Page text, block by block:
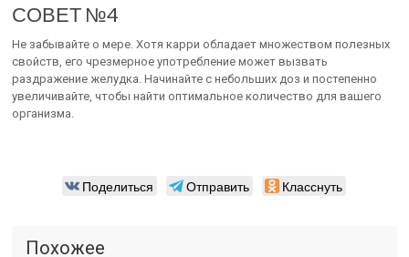
СОВЕТ №4
Не забывайте о мере. Хотя карри обладает множеством полезных
свойств, его чрезмерное употребление может вызвать
раздражение желудка. Начинайте с небольших доз и постепенно
увеличивайте, чтобы найти оптимальное количество для вашего
организма.
Поделиться Отправить Класснуть
Похожее